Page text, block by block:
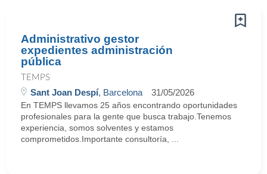
Administrativo gestor
expedientes administración
pública
TEMPS
Sant Joan Despí, Barcelona 31/05/2026
En TEMPS llevamos 25 años encontrando oportunidades
profesionales para la gente que busca trabajo.Tenemos
experiencia, somos solventes y estamos
comprometidos.Importante consultoría, ...